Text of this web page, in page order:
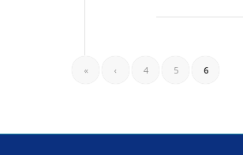
« ‹ 4 5 6